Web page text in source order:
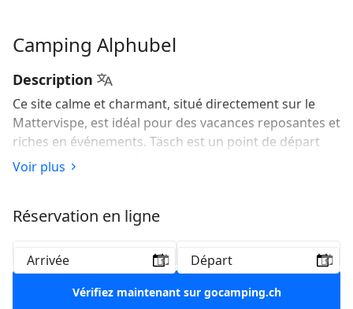
Camping Alphubel
Description
Ce site calme et charmant, situé directement sur le
Mattervispe, est idéal pour des vacances reposantes et
riches en événements. Täsch est un point de départ
idéal pour rejoindre Zermatt, avec son célèbre
paysage montagneux et le majestueux Cervin en toile
sur le Mattervispe, est idéal pour des vacances
Voir plus
Réservation en ligne